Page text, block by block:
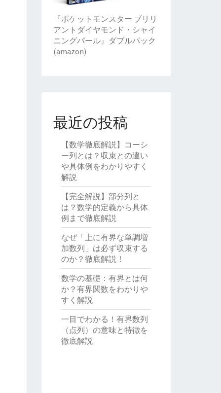
『ポケットモンスター ブリリ
アントダイヤモンド・シャイ
ニングパール』ダブルパック
(amazon)
最近の投稿
【数学徹底解説】コーシ
ー列とは？収束との違い
や具体例をわかりやすく
解説
【完全解説】部分列と
は？数学的定義から具体
例まで徹底解説
なぜ「上に有界な単調増
加数列」は必ず収束する
のか？徹底解説！
数学の基礎：有界とは何
か？有界関数をわかりや
すく解説
一目でわかる！有界数列
（点列）の意味と特徴を
徹底解説